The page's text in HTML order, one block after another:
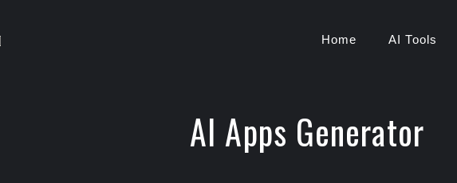
Home AI Tools
AI Apps Generator